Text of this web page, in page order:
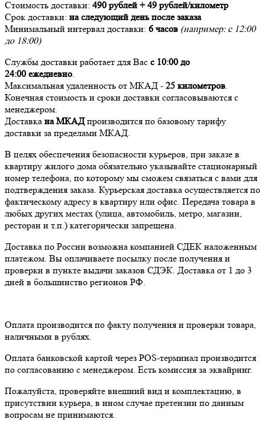
Стоимость доставки: 490 рублей + 49 рублей/километр
Срок доставки: на следующий день после заказа
Минимальный интервал доставки: 6 часов (например: с 12:00
до 18:00)
Службы доставки работает для Вас с 10:00 до
24:00 ежедневно.
Максимальная удаленность от МКАД - 25 километров.
Конечная стоимость и сроки доставки согласовываются с
менеджером.
Доставка на МКАДпроизводится по базовому тарифу
доставки за пределами МКАД.
В целях обеспечения безопасности курьеров, при заказе в
квартиру жилого дома обязательно указывайте стационарный
номер телефона, по которому мы сможем связаться с вами для
подтверждения заказа. Курьерская доставка осуществляется по
фактическому адресу в квартиру или офис. Передача товара в
любых других местах (улица, автомобиль, метро, магазин,
ресторан и т.п.) категорически запрещена.
Доставка по России возможна компанией СДЕК наложенным
платежом. Вы оплачиваете посылку после получения и
проверки в пункте выдачи заказов СДЭК. Доставка от 1 до 3
дней в большинство регионов РФ.
Оплата производится по факту получения и проверки товара,
наличными в рублях.
Оплата банковской картой через POS-терминал производится
по согласованию с менеджером. Есть комиссия за эквайринг.
Пожалуйста, проверяйте внешний вид и комплектацию, в
присутствии курьера, в ином случае претензии по данным
вопросам не принимаются.